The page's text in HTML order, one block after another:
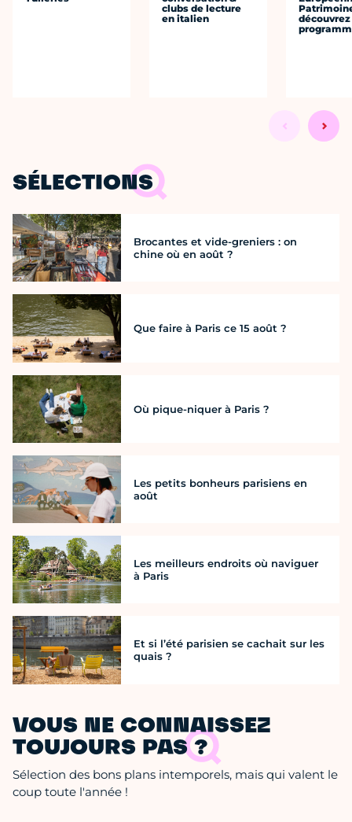
clubs de lecture
en italien
SÉLECTIONS
Brocantes et vide-greniers : on
chine où en août ?
Que faire à Paris ce 15 août ?
Où pique-niquer à Paris ?
Les petits bonheurs parisiens en
août
Les meilleurs endroits où naviguer
à Paris
Et si l’été parisien se cachait sur les
quais ?
VOUS NE CONNAISSEZ
TOUJOURS PAS ?
Sélection des bons plans intemporels, mais qui valent le
coup toute l'année !